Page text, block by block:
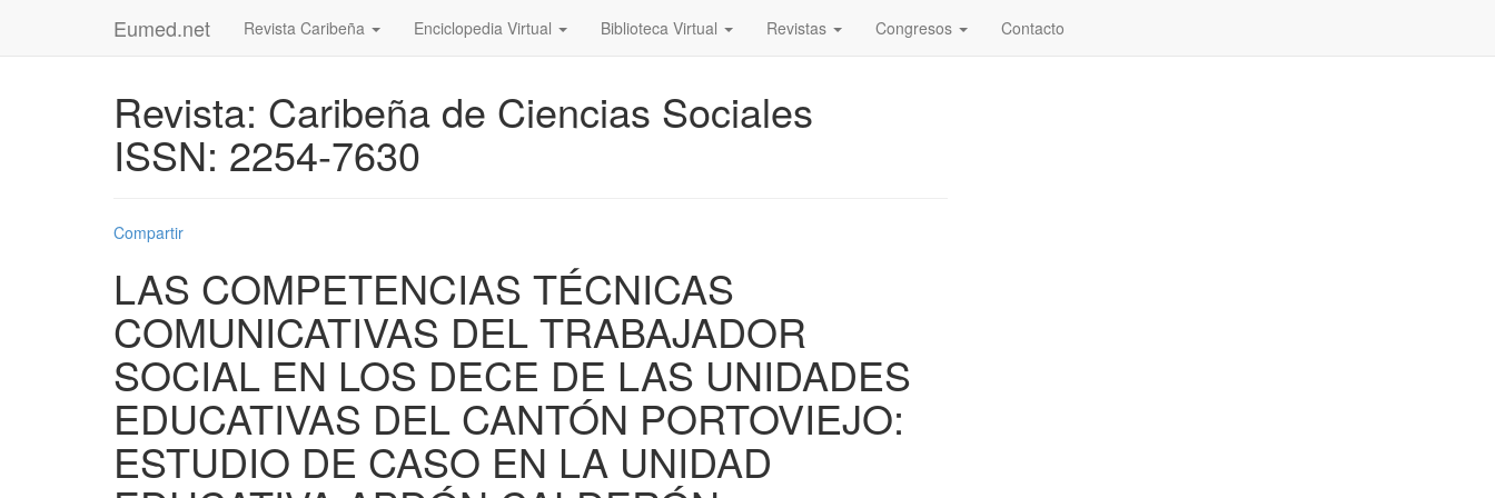
Eumed.net Revista Caribeña Enciclopedia Virtual Biblioteca Virtual Revistas Congresos Contacto
Revista: Caribeña de Ciencias Sociales
ISSN: 2254-7630
Compartir
LAS COMPETENCIAS TÉCNICAS
COMUNICATIVAS DEL TRABAJADOR
SOCIAL EN LOS DECE DE LAS UNIDADES
EDUCATIVAS DEL CANTÓN PORTOVIEJO:
ESTUDIO DE CASO EN LA UNIDAD